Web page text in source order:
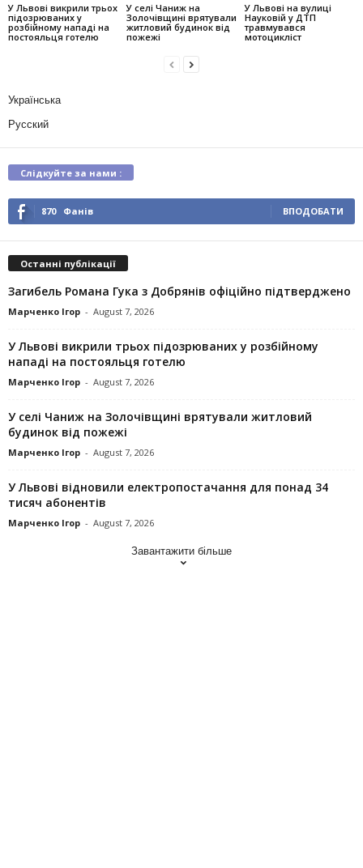
У Львові викрили трьох
підозрюваних у
розбійному нападі на
постояльця готелю
У селі Чаниж на
Золочівщині врятували
житловий будинок від
пожежі
У Львові на вулиці
Науковій у ДТП
травмувався
мотоцикліст
Українська
Русский
Слідкуйте за нами :
870 Фанів ВПОДОБАТИ
Останні публікації
Загибель Романа Гука з Добрянів офіційно підтверджено
Марченко Ігор - August 7, 2026
У Львові викрили трьох підозрюваних у розбійному
нападі на постояльця готелю
Марченко Ігор - August 7, 2026
У селі Чаниж на Золочівщині врятували житловий
будинок від пожежі
Марченко Ігор - August 7, 2026
У Львові відновили електропостачання для понад 34
тисяч абонентів
Марченко Ігор - August 7, 2026
Завантажити більше